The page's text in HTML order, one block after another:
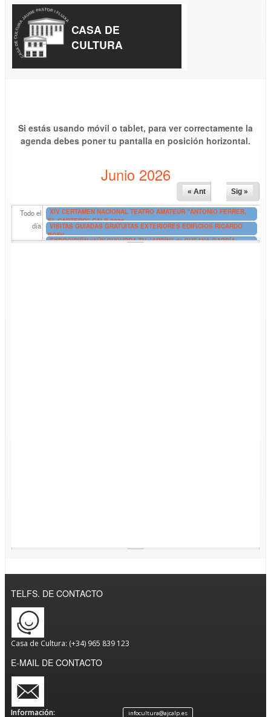
Si estás usando móvil o tablet, para ver correctamente la
agenda debes poner tu pantalla en posición horizontal.
Junio 2026
« Ant Sig »
Todo el
día
XIV CERTAMEN NACIONAL TEATRO AMATEUR "ANTONIO FERRER,
EL CARTERO" CALP 2026
VISITAS GUIADAS GRATUITAS EXTERIORES EDIFICIOS RICARDO
BOFIL
EXPOSICIÓN “AÚN SUSURRA TU JARDÍN” de SUSANA GARCÍA
CASA DE
CULTURA
TELFS. DE CONTACTO
Casa de Cultura: (+34) 965 839 123
E-MAIL DE CONTACTO
Información: infocultura@ajcalp.es